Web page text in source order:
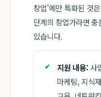
창업'에만 특화된 것
단계의 창업가라면
있습니다.
지원 내용: 사
마케팅, 지식